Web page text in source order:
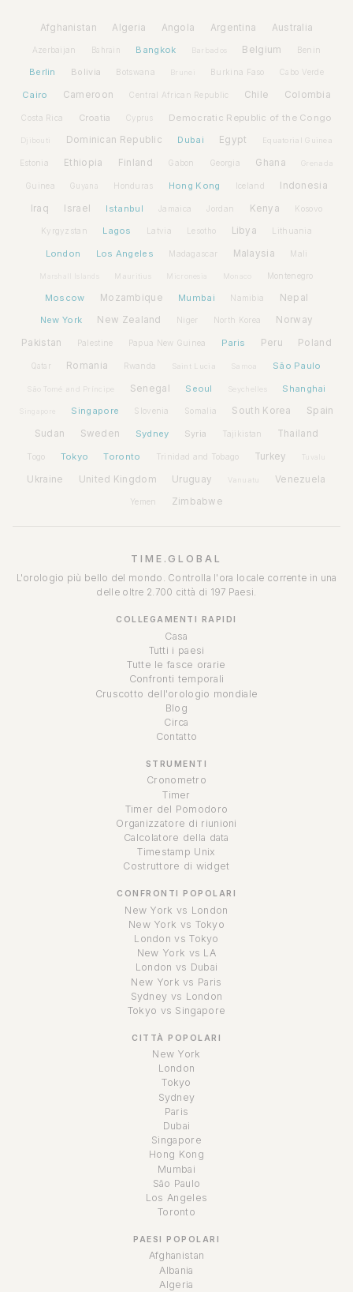
Afghanistan Algeria Angola Argentina Australia
Azerbaijan Bahrain Bangkok Barbados Belgium Benin
Berlin Bolivia Botswana Brunei Burkina Faso Cabo Verde
Cairo Cameroon Central African Republic Chile Colombia
Costa Rica Croatia Cyprus Democratic Republic of the Congo
Djibouti Dominican Republic Dubai Egypt Equatorial Guinea
Estonia Ethiopia Finland Gabon Georgia Ghana Grenada
Guinea Guyana Honduras Hong Kong Iceland Indonesia
Iraq Israel Istanbul Jamaica Jordan Kenya Kosovo
Kyrgyzstan Lagos Latvia Lesotho Libya Lithuania
London Los Angeles Madagascar Malaysia Mali
Mauritius Micronesia Monaco Montenegro
Moscow Mozambique Mumbai Namibia Nepal
New York New Zealand Niger North Korea Norway
Pakistan Palestine Papua New Guinea Paris Peru Poland
Qatar Romania Rwanda Saint Lucia Samoa São Paulo
São Tomé and Príncipe Senegal Seoul Seychelles Shanghai
Singapore Slovenia Somalia South Korea Spain
Sudan Sweden Sydney Syria Tajikistan Thailand
Togo Tokyo Toronto Trinidad and Tobago Turkey Tuvalu
Ukraine United Kingdom Uruguay Vanuatu Venezuela
Yemen Zimbabwe
TIME.GLOBAL
L'orologio più bello del mondo. Controlla l'ora locale corrente in una
delle oltre 2.700 città di 197 Paesi.
COLLEGAMENTI RAPIDI
Casa
Tutti i paesi
Tutte le fasce orarie
Confronti temporali
Cruscotto dell'orologio mondiale
Blog
Circa
Contatto
STRUMENTI
Cronometro
Timer
Timer del Pomodoro
Organizzatore di riunioni
Calcolatore della data
Timestamp Unix
Costruttore di widget
CONFRONTI POPOLARI
New York vs London
New York vs Tokyo
London vs Tokyo
New York vs LA
London vs Dubai
New York vs Paris
Sydney vs London
Tokyo vs Singapore
CITTÀ POPOLARI
New York
London
Tokyo
Sydney
Paris
Dubai
Singapore
Hong Kong
Mumbai
São Paulo
Los Angeles
Toronto
PAESI POPOLARI
Afghanistan
Albania
Algeria